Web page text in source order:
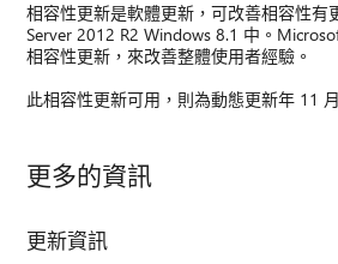
相容性更新是軟體更新，可改善相容性有
Server 2012 R2 Windows 8.1 中。
相容性更新，來改善整體使用者經驗。
此相容性更新可用，則為動態更新年 11
更多的資訊
更新資訊